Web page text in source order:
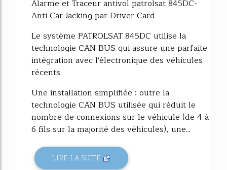
Alarme et Traceur antivol patrolsat 845DC-
Anti Car Jacking par Driver Card
Le système PATROLSAT 845DC utilise la
technologie CAN BUS qui assure une parfaite
intégration avec l'électronique des véhicules
récents.
Une installation simplifiée : outre la
technologie CAN BUS utilisée qui réduit le
nombre de connexions sur le véhicule (de 4 à
6 fils sur la majorité des véhicules), une...
LIRE LA SUITE